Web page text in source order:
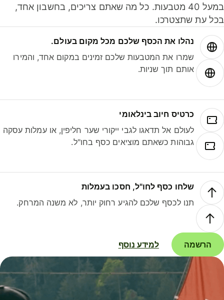
במעל 40 מטבעות. כל מה שאתם צריכים, בחשבון אחד,
עת שתצטרכו.
נהלו את הכסף שלכם מכל מקום בעולם.
שמרו את המטבעות שלכם זמינים במקום אחד, והמירו
אותם תוך שניות.
כרטיס חיוב בינלאומי
לעולם אל תדאגו לגבי ייקורי שער חליפין, או עמלות עסקה
גבוהות כשאתם מוציאים כסף בחו"ל.
שלחו כסף לחו"ל, חסכו בעמלות
תנו לכסף שלכם להגיע רחוק יותר, לא משנה המרחק.
הרשמה למידע נוסף